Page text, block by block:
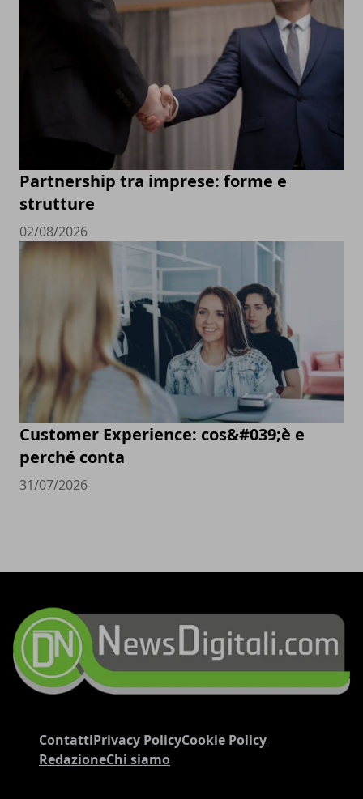
Partnership tra imprese: forme e
strutture
02/08/2026
Customer Experience: cos&#039;è e
perché conta
31/07/2026
ContattiPrivacy PolicyCookie Policy
RedazioneChi siamo